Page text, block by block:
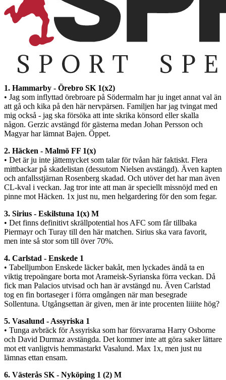
1. Hammarby - Örebro SK 1(x2)
• Jag som inflyttad örebroare på Södermalm har ju inget annat val än
att gå och kika på den här nervpärsen. Familjen har jag tvingat med
mig också - jag ska försöka att inte skrika könsord eller skalla
någon. Gerzic avstängd för gästerna medan Johan Persson och
Magyar har lämnat Bajen. Öppet.
2. Häcken - Malmö FF 1(x)
• Det är ju inte jättemycket som talar för tvåan här faktiskt. Flera
mittbackar på skadelistan (dessutom Nielsen avstängd). Även kapten
och anfallsstjärnan Rosenberg skadad. Och utöver det har man även
CL-kval i veckan. Jag tror inte att man är speciellt missnöjd med en
pinne mot Häcken. 1x just nu, men helgardering för den som fegar.
3. Sirius - Eskilstuna 1(x) M
• Det finns definitivt skrällpotential hos AFC som får tillbaka
Piermayr och Turay till den här matchen. Sirius ska vara favorit,
men inte så stor som till över 70%.
4. Carlstad - Enskede 1
• Tabelljumbon Enskede läcker bakåt, men lyckades ändå ta en
viktig trepoängare borta mot Arameisk-Syrianska förra veckan. Då
fick man Palacios utvisad och han är avstängd nu. Även Carlstad
tog en fin bortaseger i förra omgången när man besegrade
Sollentuna. Utgångsettan är given, men är inte procenten liiiite hög?
5. Vasalund - Assyriska 1
• Tunga avbräck för Assyriska som har försvararna Harry Osborne
och David Durmaz avstängda. Det kommer inte att göra saker lättare
mot ett vanligtvis hemmastarkt Vasalund. Max 1x, men just nu
lämnas ettan ensam.
6. Västerås SK - Nyköping 1 (2) M